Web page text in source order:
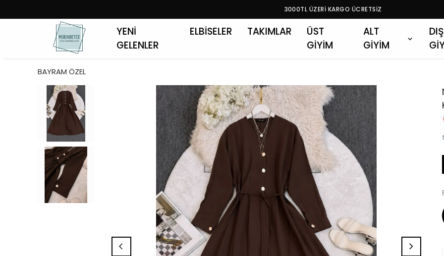
3000TL ÜZERİ KARGO ÜCRETSİZ
YENİ
GELENLER
ELBİSELER TAKIMLAR
ÜST
GİYİM
ALT
GİYİM
DIŞ
BAYRAM ÖZEL